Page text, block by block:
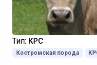
Тип: КРС
Костромская порода